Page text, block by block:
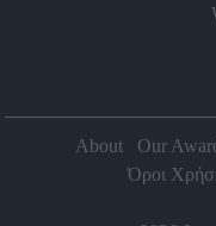
About Our
Όροι